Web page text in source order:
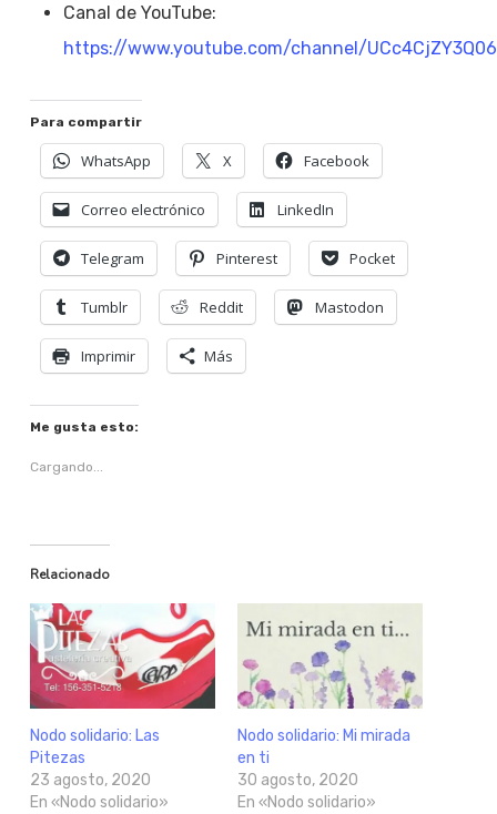
Canal de YouTube:
https://www.youtube.com/channel/
Para compartir
WhatsApp X Facebook
Correo electrónico LinkedIn
Telegram Pinterest Pocket
Tumblr Reddit Mastodon
Imprimir Más
Me gusta esto:
Cargando...
Relacionado
Nodo solidario: Las
Pitezas
23 agosto, 2020
En «Nodo solidario»
Nodo solidario: Mi mirada
en ti
30 agosto, 2020
En «Nodo solidario»